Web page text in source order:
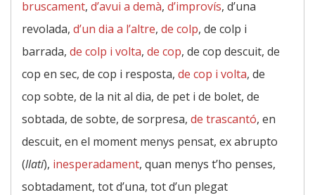
bruscament, d’avui a demà, d’improvís, d’una
revolada, d’un dia a l’altre, de colp, de colp i
barrada, de colp i volta, de cop, de cop descuit, de
cop en sec, de cop i resposta, de cop i volta, de
cop sobte, de la nit al dia, de pet i de bolet, de
sobtada, de sobte, de sorpresa, de trascantó, en
descuit, en el moment menys pensat, ex abrupto
(llatí), inesperadament, quan menys t’ho penses,
sobtadament, tot d’una, tot d’un plegat